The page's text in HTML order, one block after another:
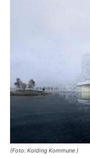
(Foto: Kolding Kommune )